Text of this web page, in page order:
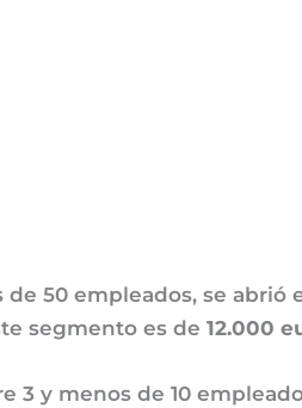
50 empleados, se abrió
segmento es de 12.000
3 y menos de 10